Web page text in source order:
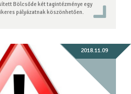
Bölcsőde két tagintézménye egy
pályázatnak köszönhetően.
2018.11.09